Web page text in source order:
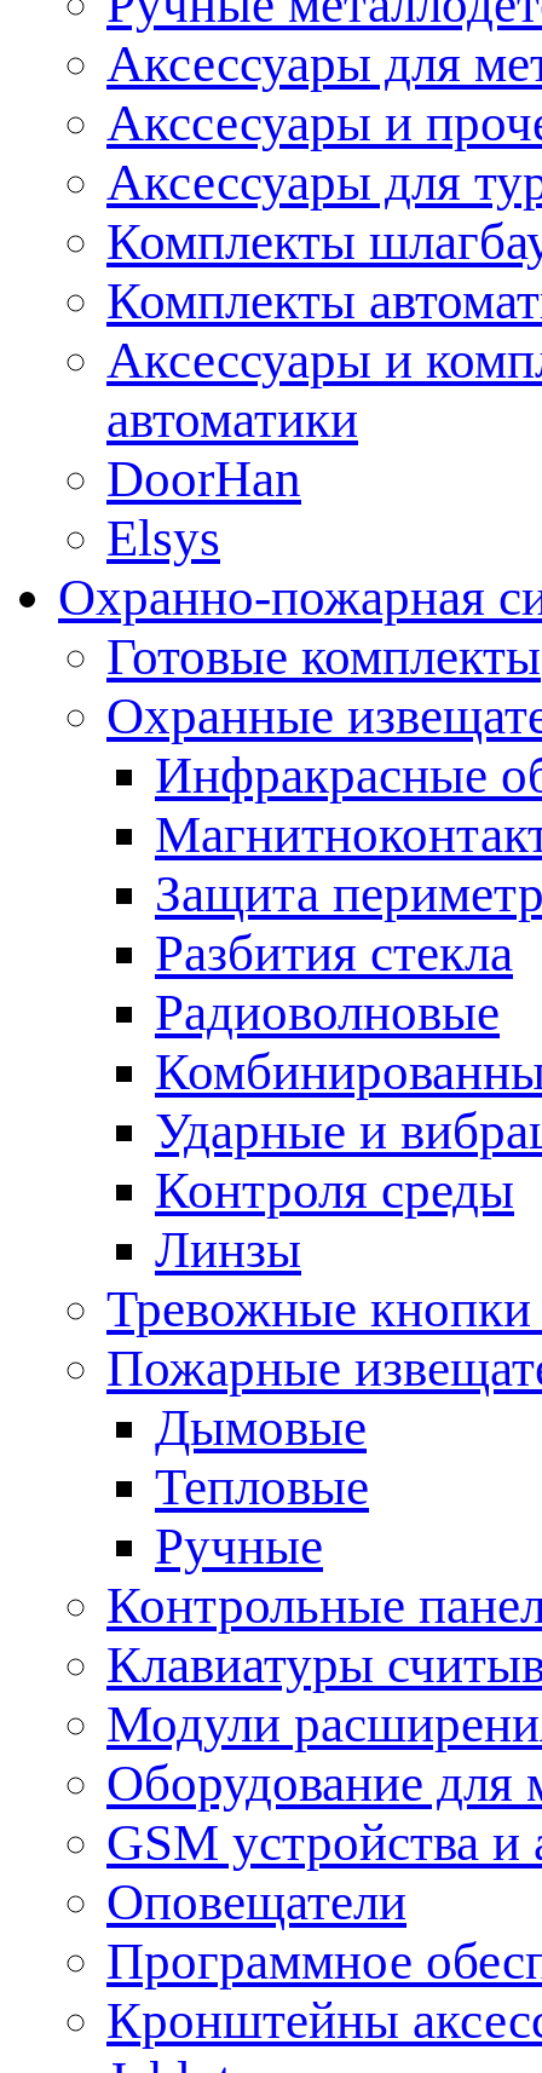
Аксессуары для
Акссесуары и
Аксессуары для
Комплекты
Комплекты
Аксессуары и
автоматики
DoorHan
Elsys
Охранно-пожарная
Готовые комплекты
Охранные
Инфракрасные
Защита
Разбития стекла
Радиоволновые
Ударные и
Контроля среды
Линзы
Тревожные кнопки
Пожарные
Дымовые
Тепловые
Ручные
Контрольные
Клавиатуры
Модули
Оборудование для
GSM устройства и
Оповещатели
Программное
Кронштейны